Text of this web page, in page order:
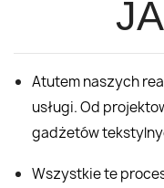
Atutem naszych
usługi. Od
gadżetów
Wszystkie te